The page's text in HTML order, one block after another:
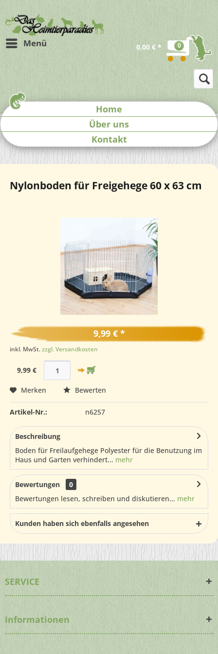
Menü 0
0,00 € *
Home
Über uns
Kontakt
Nylonboden für Freigehege 60 x 63 cm
9,99 € *
inkl. MwSt.zzgl. Versandkosten
9,99 €
Merken Bewerten
Artikel-Nr.: n6257
Beschreibung
Boden für Freilaufgehege Polyester für die Benutzung im
Haus und Garten verhindert... mehr
Bewertungen
0
Bewertungen lesen, schreiben und diskutieren... mehr
Kunden haben sich ebenfalls angesehen
SERVICE
Informationen